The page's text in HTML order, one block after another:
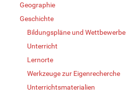
Geographie
Geschichte
Bildungspläne und Wettbewerbe
Unterricht
Lernorte
Werkzeuge zur Eigenrecherche
Unterrichtsmaterialien